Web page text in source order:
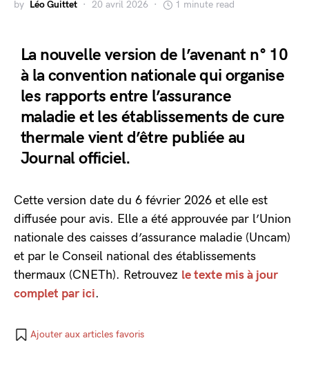
by Léo Guittet 20 avril 2026 1 minute read
La nouvelle version de l’avenant n° 10
à la convention nationale qui organise
les rapports entre l’assurance
maladie et les établissements de cure
thermale vient d’être publiée au
Journal officiel.
Cette version date du 6 février 2026 et elle est
diffusée pour avis. Elle a été approuvée par l’Union
nationale des caisses d’assurance maladie (Uncam)
et par le Conseil national des établissements
thermaux (CNETh). Retrouvez le texte mis à jour
complet par ici.
Ajouter aux articles favoris